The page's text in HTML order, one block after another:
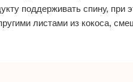
поддерживать спину, при
листами из кокоса,